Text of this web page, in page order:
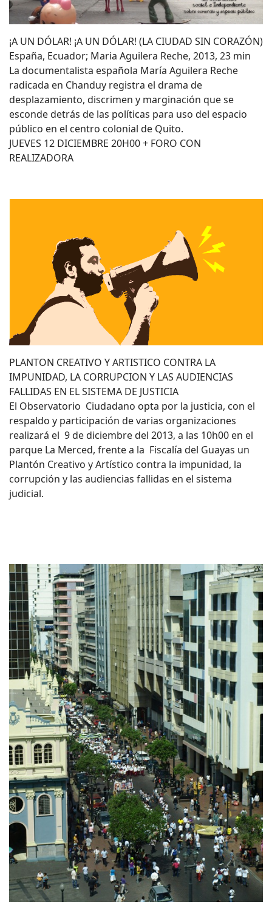
¡A UN DÓLAR! ¡A UN DÓLAR! (LA CIUDAD SIN CORAZÓN)
España, Ecuador; Maria Aguilera Reche, 2013, 23 min
La documentalista española María Aguilera Reche
radicada en Chanduy registra el drama de
desplazamiento, discrimen y marginación que se
esconde detrás de las políticas para uso del espacio
público en el centro colonial de Quito.
JUEVES 12 DICIEMBRE 20H00 + FORO CON
REALIZADORA
PLANTON CREATIVO Y ARTISTICO CONTRA LA
IMPUNIDAD, LA CORRUPCION Y LAS AUDIENCIAS
FALLIDAS EN EL SISTEMA DE JUSTICIA
El Observatorio Ciudadano opta por la justicia, con el
respaldo y participación de varias organizaciones
realizará el 9 de diciembre del 2013, a las 10h00 en el
parque La Merced, frente a la Fiscalía del Guayas un
Plantón Creativo y Artístico contra la impunidad, la
corrupción y las audiencias fallidas en el sistema
judicial.